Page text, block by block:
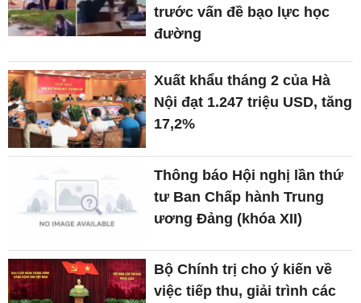
trước vấn đề bạo lực học
đường
Xuất khẩu tháng 2 của Hà
Nội đạt 1.247 triệu USD, tăng
17,2%
Thông báo Hội nghị lần thứ
tư Ban Chấp hành Trung
ương Đảng (khóa XII)
Bộ Chính trị cho ý kiến về
việc tiếp thu, giải trình các